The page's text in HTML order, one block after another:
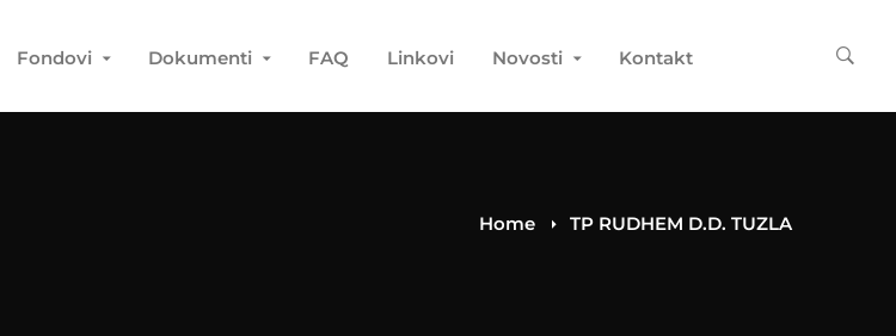
Fondovi Dokumenti FAQ Linkovi Novosti Kontakt
Home TP RUDHEM D.D. TUZLA